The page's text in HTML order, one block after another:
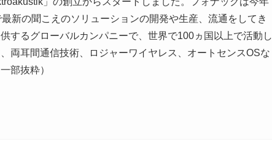
新の聞こえのソリューションの開発や生産、流通をしてき
するグローバルカンパニーで、世界で100ヵ国以上で活動し
両耳間通信技術、ロジャーワイヤレス、オートセンスOSな
部抜粋）